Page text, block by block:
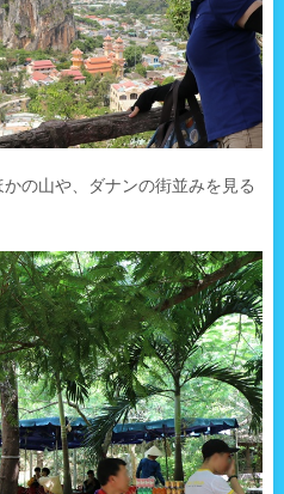
の山や、ダナンの街並みを見る